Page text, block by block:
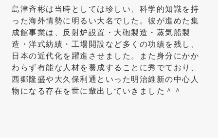
島津斉彬は当時としては珍しい、科学的知識を持
った海外情勢に明るい大名でした。彼が進めた集
成館事業は、反射炉設置・大砲製造・蒸気船製
造・洋式紡績・工場開設など多くの功績を残し、
日本の近代化を躍進させました。また身分にかか
わらず有能な人材を養成することに秀でており、
西郷隆盛や大久保利通といった明治維新の中心人
物になる存在を世に輩出していきました＾＾